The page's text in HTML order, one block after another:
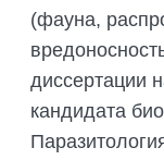
(фауна,
диссертации
кандидата